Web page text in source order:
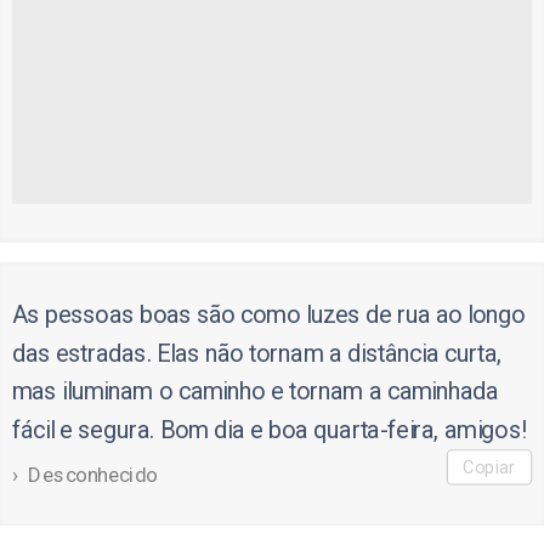
As pessoas boas são como luzes de rua ao longo
das estradas. Elas não tornam a distância curta,
mas iluminam o caminho e tornam a caminhada
fácil e segura. Bom dia e boa quarta-feira, amigos!
Desconhecido Copiar